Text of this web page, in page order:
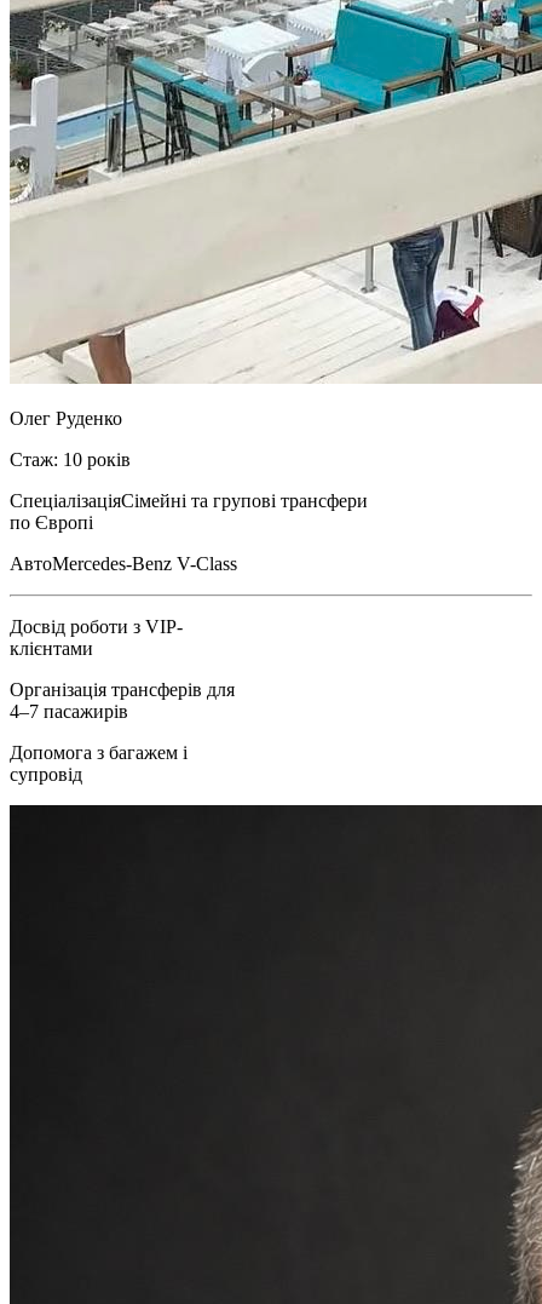
Олег Руденко
Стаж: 10 років
СпеціалізаціяСімейні та групові трансфери
по Європі
АвтоMercedes-Benz V-Class
Досвід роботи з VIP-
клієнтами
Організація трансферів для
4–7 пасажирів
Допомога з багажем і
супровід